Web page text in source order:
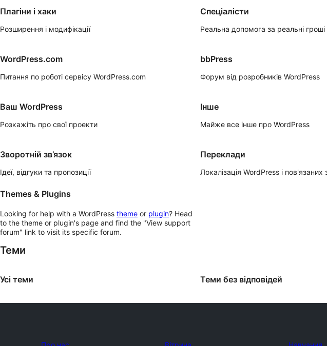
Плагіни і хаки
Розширення і модифікації
Спеціалісти
Реальна допомога за реальні гроші
WordPress.com
Питання по роботі сервісу WordPress.com
bbPress
Форум від розробників WordPress
Ваш WordPress
Розкажіть про свої проекти
Інше
Майже все інше про WordPress
Зворотній зв’язок
Ідеї, відгуки та пропозиції
Переклади
Локалізація WordPress і пов'язаних
Themes & Plugins
Looking for help with a WordPress theme or plugin? Head
to the theme or plugin's page and find the "View support
forum" link to visit its specific forum.
Теми
Усі теми Теми без відповідей